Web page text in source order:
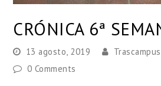
CRÓNICA 6ª
13 agosto, 2019 Trascampus
0 Comments